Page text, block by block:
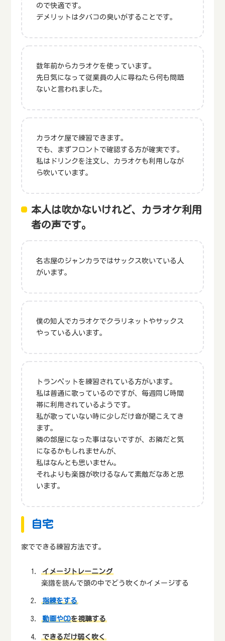
ので快適です。
デメリットはタバコの臭いがすることです。
数年前からカラオケを使っています。
先日気になって従業員の人に尋ねたら何も問題
ないと言われました。
カラオケ屋で練習できます。
でも、まずフロントで確認する方が確実です。
私はドリンクを注文し、カラオケも利用しなが
ら吹いています。
本人は吹かないけれど、カラオケ利用
者の声です。
名古屋のジャンカラではサックス吹いている人
がいます。
僕の知人でカラオケでクラリネットやサックス
やっている人います。
トランペットを練習されている方がいます。
私は普通に歌っているのですが、毎週同じ時間
帯に利用されているようです。
私が歌っていない時に少しだけ音が聞こえてき
ます。
隣の部屋になった事はないですが、お隣だと気
になるかもしれませんが、
私はなんとも思いません。
それよりも楽器が吹けるなんて素敵だなあと思
います。
自宅
家でできる練習方法です。
イメージトレーニング
楽譜を読んで頭の中でどう吹くかイメージする
指練をする
動画やCDを視聴する
できるだけ弱く吹く